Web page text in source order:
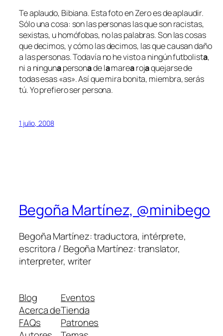
Te aplaudo, Bibiana. Esta foto en Zero es de aplaudir.
Sólo una cosa: son las personas las que son racistas,
sexistas, u homófobas, no las palabras. Son las cosas
que decimos, y cómo las decimos, las que causan daño
a las personas. Todavía no he visto a ningún futbolista,
ni a ningunapersonade lamarearojaquejarse de
todas esas «as». Así que mira bonita, miembra, serás
tú. Yo prefiero ser persona.
1 julio, 2008
Begoña Martínez, @minibego
Begoña Martínez: traductora, intérprete,
escritora / Begoña Martínez: translator,
interpreter, writer
Blog
Acerca de
FAQs
Eventos
Tienda
Patrones